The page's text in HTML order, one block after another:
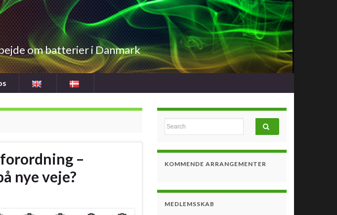
om batterier i Danmark
–
nye veje?
Search for:
KOMMENDE ARRANGEMENTER
MEDLEMSSKAB